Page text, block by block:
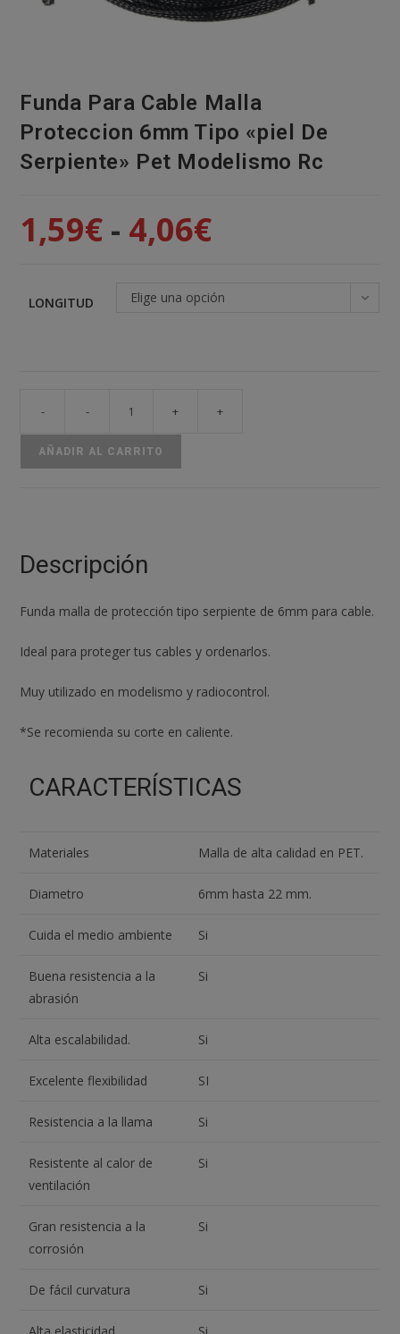
Funda Para Cable Malla
Proteccion 6mm Tipo «piel De
Serpiente» Pet Modelismo Rc
1,59€ - 4,06€Rango
4,06€
LONGITUD Elige una opción
-
Pet
Rc
- + +
AÑADIR AL CARRITO
Descripción
Funda malla de protección tipo serpiente de 6mm para cable.
Ideal para proteger tus cables y ordenarlos.
Muy utilizado en modelismo y radiocontrol.
*Se recomienda su corte en caliente.
CARACTERÍSTICAS
Materiales Malla de alta calidad en PET.
Diametro 6mm hasta 22 mm.
Cuida el medio ambiente Si
Buena resistencia a la
abrasión
Si
Alta escalabilidad. Si
Excelente flexibilidad SI
Resistencia a la llama Si
Resistente al calor de
ventilación
Si
Gran resistencia a la
corrosión
Si
De fácil curvatura Si